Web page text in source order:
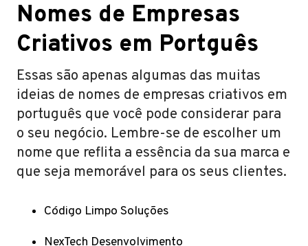
Nomes de Empresas
Criativos em Portguês
Essas são apenas algumas das muitas
ideias de nomes de empresas criativos em
português que você pode considerar para
o seu negócio. Lembre-se de escolher um
nome que reflita a essência da sua marca e
que seja memorável para os seus clientes.
Código Limpo Soluções
NexTech Desenvolvimento